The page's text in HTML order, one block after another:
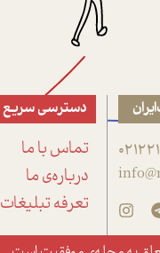
دسترسی سریع
تماس با ما
درباره‌ی ما
تعرفه تبلیغات